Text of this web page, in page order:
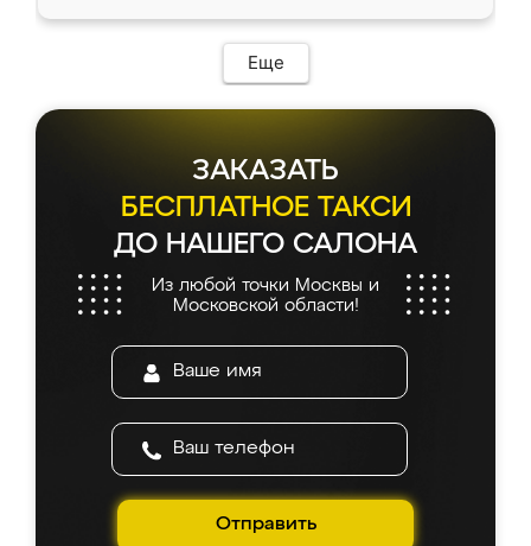
Еще
ЗАКАЗАТЬ
БЕСПЛАТНОЕ ТАКСИ
ДО НАШЕГО САЛОНА
Из любой точки Москвы и
Московской области!
Отправить